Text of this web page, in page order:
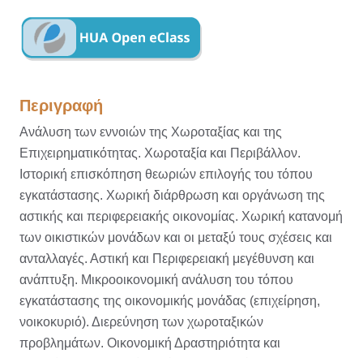
Περιγραφή
Ανάλυση των εννοιών της Χωροταξίας και της
Επιχειρηματικότητας. Χωροταξία και Περιβάλλον.
Ιστορική επισκόπηση θεωριών επιλογής του τόπου
εγκατάστασης. Χωρική διάρθρωση και οργάνωση της
αστικής και περιφερειακής οικονομίας. Χωρική κατανομή
των οικιστικών μονάδων και οι μεταξύ τους σχέσεις και
ανταλλαγές. Αστική και Περιφερειακή μεγέθυνση και
ανάπτυξη. Μικροοικονομική ανάλυση του τόπου
εγκατάστασης της οικονομικής μονάδας (επιχείρηση,
νοικοκυριό). Διερεύνηση των χωροταξικών
προβλημάτων. Οικονομική Δραστηριότητα και